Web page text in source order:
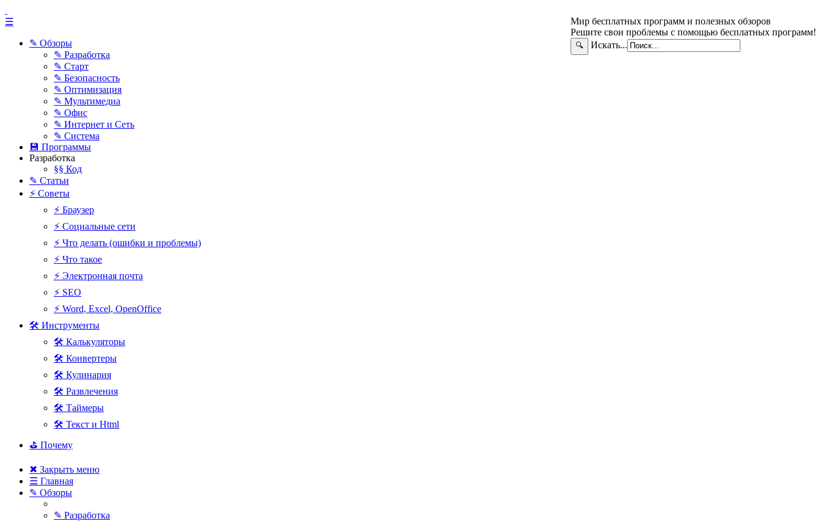
Мир бесплатных программ и полезных обзоров
Решите свои проблемы с помощью бесплатных программ!
🔍 Искать...
☰
✎ Обзоры
✎ Разработка
✎ Старт
✎ Безопасность
✎ Оптимизация
✎ Мультимедиа
✎ Офис
✎ Интернет и Сеть
✎ Система
💾 Программы
Разработка
§§ Код
✎ Статьи
⚡ Советы
⚡ Браузер
⚡ Социальные сети
⚡ Что делать (ошибки и проблемы)
⚡ Что такое
⚡ Электронная почта
⚡ SEO
⚡ Word, Excel, OpenOffice
🛠 Инструменты
🛠 Калькуляторы
🛠 Конвертеры
🛠 Кулинария
🛠 Развлечения
🛠 Таймеры
🛠 Текст и Html
⛳ Почему
✖ Закрыть меню
☰ Главная
✎ Обзоры
✎ Разработка